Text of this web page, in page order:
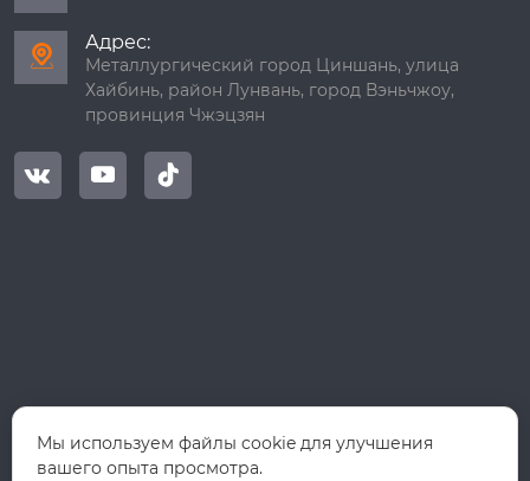

Адрес:
Металлургический город Циншань, улица
Хайбинь, район Лунвань, город Вэньчжоу,
провинция Чжэцзян
  
Мы используем файлы cookie для улучшения
вашего опыта просмотра.